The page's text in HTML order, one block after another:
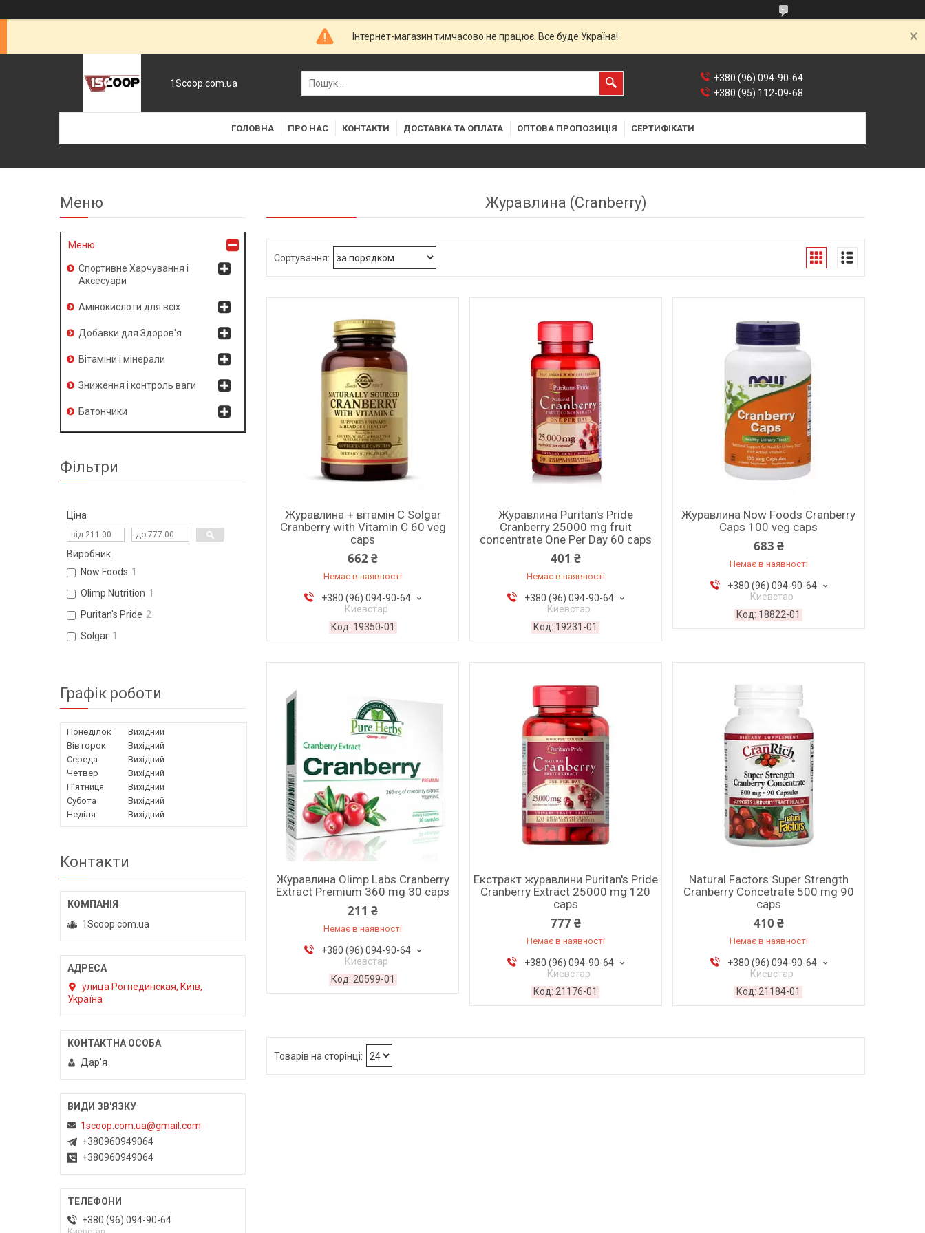
Інтернет-магазин тимчасово не працює. Все буде Україна!
1Scoop.com.ua
+380 (96) 094-90-64
+380 (95) 112-09-68
ГОЛОВНА ПРО НАС КОНТАКТИ ДОСТАВКА ТА ОПЛАТА ОПТОВА ПРОПОЗИЦІЯ СЕРТИФІКАТИ
Журавлина (Cranberry)
Журавлина + вітамін С Solgar
Cranberry with Vitamin C 60 veg
caps
662 ₴
Немає в наявності
+380 (96) 094-90-64
Киевстар
19350-01
Журавлина Puritan's Pride
Cranberry 25000 mg fruit
concentrate One Per Day 60 caps
401 ₴
Немає в наявності
+380 (96) 094-90-64
Киевстар
19231-01
Журавлина Now Foods Cranberry
Caps 100 veg caps
683 ₴
Немає в наявності
+380 (96) 094-90-64
Киевстар
18822-01
Журавлина Olimp Labs Cranberry
Extract Premium 360 mg 30 caps
211 ₴
Немає в наявності
+380 (96) 094-90-64
Киевстар
20599-01
Екстракт журавлини Puritan's Pride
Cranberry Extract 25000 mg 120
caps
777 ₴
Немає в наявності
+380 (96) 094-90-64
Киевстар
21176-01
Natural Factors Super Strength
Cranberry Concetrate 500 mg 90
caps
410 ₴
Немає в наявності
+380 (96) 094-90-64
Киевстар
21184-01
Меню
Спортивне Харчування і
Аксесуари
Амінокислоти для всіх
Добавки для Здоров'я
Вітаміни і мінерали
Зниження і контроль ваги
Батончики
Фільтри
Ціна
Виробник
Now Foods 1
Olimp Nutrition 1
Puritan's Pride 2
Solgar 1
Графік роботи
Понеділок
Вихідний
Вівторок
Вихідний
Середа
Вихідний
Четвер
Вихідний
Пʼятниця
Вихідний
Субота
Вихідний
Неділя
Вихідний
Контакти
1Scoop.com.ua
улица Рогнединская, Київ,
Україна
Дар'я
1scoop.com.ua@gmail.com
+380960949064
+380960949064
+380 (96) 094-90-64